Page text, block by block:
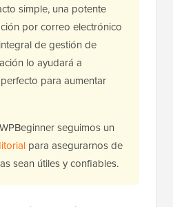
simple, una potente
por correo electrónico
de gestión de
lo ayudará a
para aumentar
seguimos un
para asegurarnos de
sean útiles y confiables.